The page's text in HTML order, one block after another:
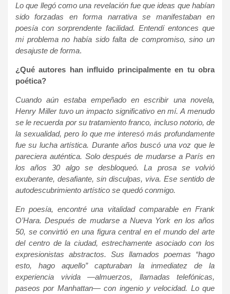
Lo que llegó como una revelación fue que ideas que habían
sido forzadas en forma narrativa se manifestaban en
poesía con sorprendente facilidad. Entendí entonces que
mi problema no había sido falta de compromiso, sino un
desajuste de forma.
¿Qué autores han influido principalmente en tu obra
poética?
Cuando aún estaba empeñado en escribir una novela,
Henry Miller tuvo un impacto significativo en mí. A menudo
se le recuerda por su tratamiento franco, incluso notorio, de
la sexualidad, pero lo que me interesó más profundamente
fue su lucha artística. Durante años buscó una voz que le
pareciera auténtica. Solo después de mudarse a París en
los años 30 algo se desbloqueó. La prosa se volvió
exuberante, desafiante, sin disculpas, viva. Ese sentido de
autodescubrimiento artístico se quedó conmigo.
En poesía, encontré una vitalidad comparable en Frank
O’Hara. Después de mudarse a Nueva York en los años
50, se convirtió en una figura central en el mundo del arte
del centro de la ciudad, estrechamente asociado con los
expresionistas abstractos. Sus llamados poemas “hago
esto, hago aquello” capturaban la inmediatez de la
experiencia vivida —almuerzos, llamadas telefónicas,
paseos por Manhattan— con ingenio y velocidad. Lo que